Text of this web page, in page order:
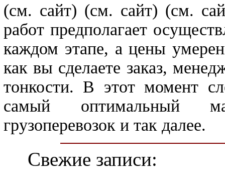
(см. сайт) (см. сайт) (см.
работ предполагает
каждом этапе, а цены
как вы сделаете заказ,
тонкости. В этот момент
самый оптимальный
грузоперевозок и так далее.
Свежие записи: